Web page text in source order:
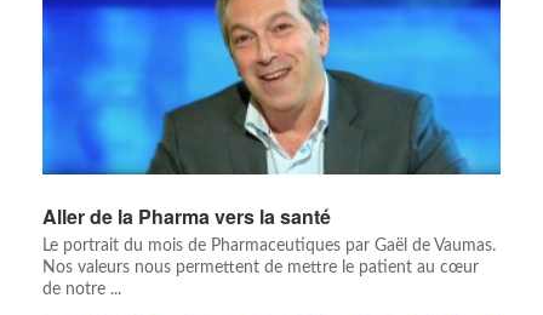
Aller de la Pharma vers la santé
Le portrait du mois de Pharmaceutiques par Gaël de Vaumas.
Nos valeurs nous permettent de mettre le patient au cœur
de notre ...